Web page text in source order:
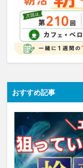
おすすめ記事